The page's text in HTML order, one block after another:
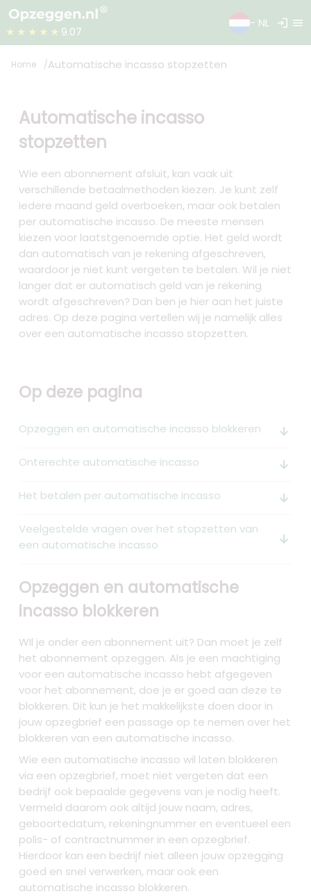
★★★★★ 9.07
- NL login menu
Home Automatische incasso stopzetten
Automatische incasso
stopzetten
Wie een abonnement afsluit, kan vaak uit
verschillende betaalmethoden kiezen. Je kunt zelf
iedere maand geld overboeken, maar ook betalen
per automatische incasso. De meeste mensen
kiezen voor laatstgenoemde optie. Het geld wordt
dan automatisch van je rekening afgeschreven,
waardoor je niet kunt vergeten te betalen. Wil je niet
langer dat er automatisch geld van je rekening
wordt afgeschreven? Dan ben je hier aan het juiste
adres. Op deze pagina vertellen wij je namelijk alles
over een automatische incasso stopzetten.
Op deze pagina
Opzeggen en automatische incasso blokkeren arrow_downward_alt
Onterechte automatische incasso arrow_downward_alt
Het betalen per automatische incasso arrow_downward_alt
Veelgestelde vragen over het stopzetten van
een automatische incasso
arrow_downward_alt
Opzeggen en automatische
incasso blokkeren
WIl je onder een abonnement uit? Dan moet je zelf
het abonnement opzeggen. Als je een machtiging
voor een automatische incasso hebt afgegeven
voor het abonnement, doe je er goed aan deze te
blokkeren. Dit kun je het makkelijkste doen door in
jouw opzegbrief een passage op te nemen over het
blokkeren van een automatische incasso.
Wie een automatische incasso wil laten blokkeren
via een opzegbrief, moet niet vergeten dat een
bedrijf ook bepaalde gegevens van je nodig heeft.
Vermeld daarom ook altijd jouw naam, adres,
geboortedatum, rekeningnummer en eventueel een
polis- of contractnummer in een opzegbrief.
Hierdoor kan een bedrijf niet alleen jouw opzegging
goed en snel verwerken, maar ook een
automatische incasso blokkeren.